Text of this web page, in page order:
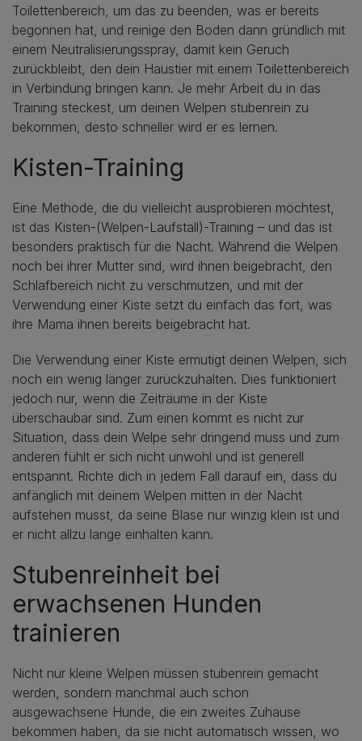
Toilettenbereich, um das zu beenden, was er bereits
begonnen hat, und reinige den Boden dann gründlich mit
einem Neutralisierungsspray, damit kein Geruch
zurückbleibt, den dein Haustier mit einem Toilettenbereich
in Verbindung bringen kann. Je mehr Arbeit du in das
Training steckest, um deinen Welpen stubenrein zu
bekommen, desto schneller wird er es lernen.
Kisten-Training
Eine Methode, die du vielleicht ausprobieren möchtest,
ist das Kisten-(Welpen-Laufstall)-Training – und das ist
besonders praktisch für die Nacht. Während die Welpen
noch bei ihrer Mutter sind, wird ihnen beigebracht, den
Schlafbereich nicht zu verschmutzen, und mit der
Verwendung einer Kiste setzt du einfach das fort, was
ihre Mama ihnen bereits beigebracht hat.
Die Verwendung einer Kiste ermutigt deinen Welpen, sich
noch ein wenig länger zurückzuhalten. Dies funktioniert
jedoch nur, wenn die Zeiträume in der Kiste
überschaubar sind. Zum einen kommt es nicht zur
Situation, dass dein Welpe sehr dringend muss und zum
anderen fühlt er sich nicht unwohl und ist generell
entspannt. Richte dich in jedem Fall darauf ein, dass du
anfänglich mit deinem Welpen mitten in der Nacht
aufstehen musst, da seine Blase nur winzig klein ist und
er nicht allzu lange einhalten kann.
Stubenreinheit bei
erwachsenen Hunden
trainieren
Nicht nur kleine Welpen müssen stubenrein gemacht
werden, sondern manchmal auch schon
ausgewachsene Hunde, die ein zweites Zuhause
bekommen haben, da sie nicht automatisch wissen, wo